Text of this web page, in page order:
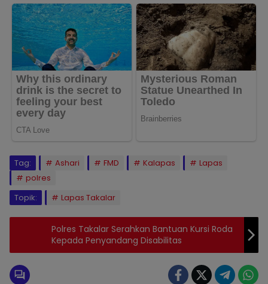
Tag: Ashari FMD Kalapas
Lapas
polres
Topik:
Lapas Takalar
Polres Takalar Serahkan Bantuan Kursi Roda
Kepada Penyandang Disabilitas